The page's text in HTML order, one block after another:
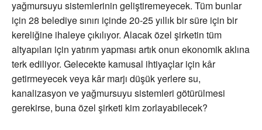
yağmursuyu sistemlerinin geliştiremeyecek. Tüm bunlar
için 28 belediye sınırı içinde 20-25 yıllık bir süre için bir
kereliğine ihaleye çıkılıyor. Alacak özel şirketin tüm
altyapıları için yatırım yapması artık onun ekonomik aklına
terk ediliyor. Gelecekte kamusal ihtiyaçlar için kâr
getirmeyecek veya kâr marjı düşük yerlere su,
kanalizasyon ve yağmursuyu sistemleri götürülmesi
gerekirse, buna özel şirketi kim zorlayabilecek?